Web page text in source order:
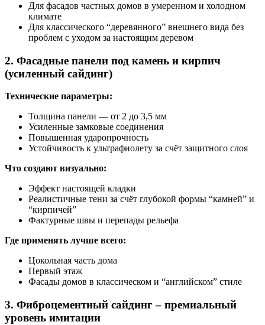
Для фасадов частных домов в умеренном и холодном
климате
Для классического “деревянного” внешнего вида без
проблем с уходом за настоящим деревом
2. Фасадные панели под камень и кирпич
(усиленный сайдинг)
Технические параметры:
Толщина панели — от 2 до 3,5 мм
Усиленные замковые соединения
Повышенная ударопрочность
Устойчивость к ультрафиолету за счёт защитного слоя
Что создают визуально:
Эффект настоящей кладки
Реалистичные тени за счёт глубокой формы “камней” и
“кирпичей”
Фактурные швы и перепады рельефа
Где применять лучше всего:
Цокольная часть дома
Первый этаж
Фасады домов в классическом и “английском” стиле
3. Фиброцементный сайдинг – премиальный
уровень имитации